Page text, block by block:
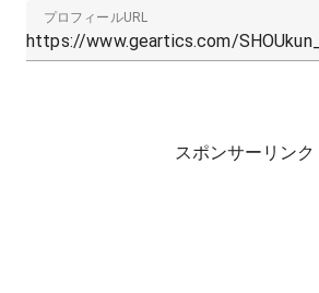
プロフィールURL
スポンサーリンク